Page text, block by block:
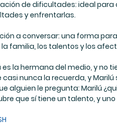
de dificultades: ideal para
y enfrentarlas.
a conversar: una forma
la familia, los talentos y los
es la hermana del medio, y no
casi nunca la recuerda, y
alguien le pregunta: Marilú
que sí tiene un talento, y uno